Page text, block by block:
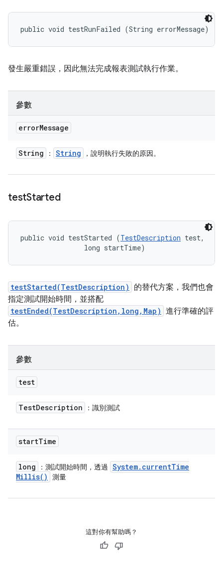
public void testRunFailed (String errorMessage)
發生嚴重錯誤，因此無法完成報表測試執行作業。
參數
errorMessage
String ： String ，說明執行失敗的原因。
testStarted
public void testStarted (TestDescription test,
                long startTime)
testStarted(TestDescription)
的替代方案，我們也會
指定測試開始時間，並搭配
testEnded(TestDescription,long,Map) 進行準確的評
估。
參數
test
TestDescription ：識別測試
startTime
long ：測試開始時間，透過 System. currentTime
Millis( ) 測量
這對你有幫助嗎？